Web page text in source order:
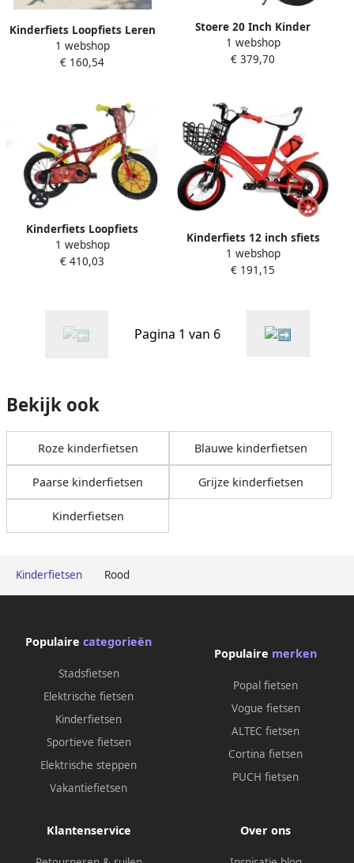
Kinderfietsen Rood
Kinderfiets Loopfiets Leren
Fietsen Inclusief
Steunwielen 14 inch Rood
1 webshop
€ 160,54
Stoere 20 Inch Kinder
Mountainbike met 7
Versnellingen en
1 webshop
€ 379,70
Kinderfiets Loopfiets
Peuterfiets Leren Fietsen
Lichtgewicht Frame 14 Inch
1 webshop
€ 410,03
Kinderfiets 12 inch sfiets
Leren fietsen Met
steunwielen 80-95 cm
1 webshop
€ 191,15
Pagina 1 van 6
Bekijk ook
Roze kinderfietsen Blauwe kinderfietsen
Paarse kinderfietsen Grijze kinderfietsen
Kinderfietsen
Populaire categorieën
Stadsfietsen
Elektrische fietsen
Kinderfietsen
Sportieve fietsen
Elektrische steppen
Vakantiefietsen
Populaire merken
Popal fietsen
Vogue fietsen
ALTEC fietsen
Cortina fietsen
PUCH fietsen
Klantenservice Over ons